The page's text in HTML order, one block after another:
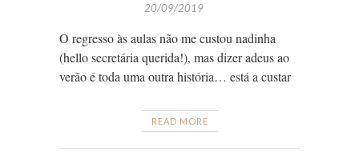
20/09/2019
O regresso às aulas não me custou nadinha
(hello secretária querida!), mas dizer adeus ao
verão é toda uma outra história… está a custar
READ MORE